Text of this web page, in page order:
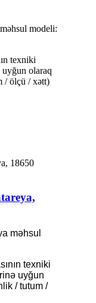
modeli:
texniki
olaraq
/ ölçü / xətt)
məhsul
texniki
uyğun
/ tutum /